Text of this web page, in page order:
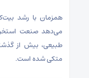
همزمان با رشد
می‌دهد صنعت
طبیعی، بیش از
متکی شده است.